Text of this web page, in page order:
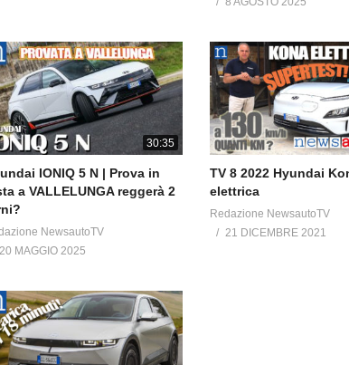
30:35
IONIQ 5 N | Prova in
a VALLELUNGA reggerà 2
NewsautoTV
20 MAGGIO 2025
TV 8 2022 Hyundai
elettrica
Redazione NewsautoTV
21 DICEMBRE 2021